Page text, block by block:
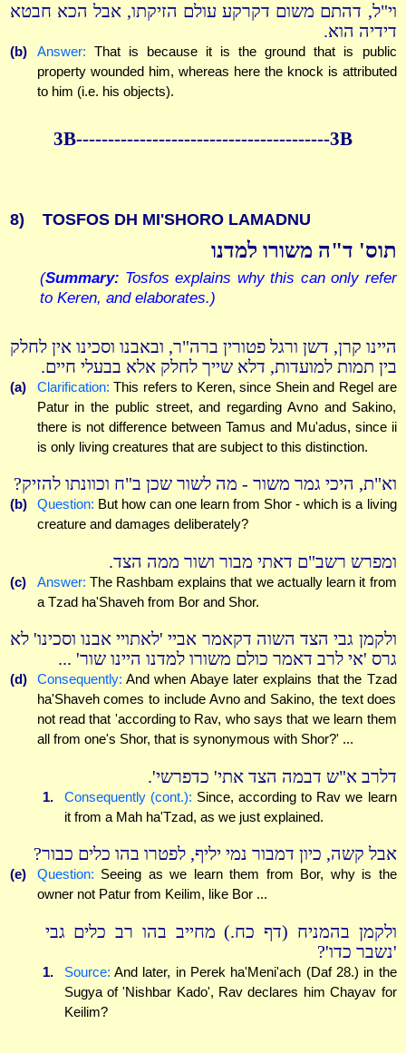
וי"ל, דהתם משום דקרקע עולם הזיקתו, אבל הכא חבטא
דידיה הוא.
(b) Answer: That is because it is the ground that is public
property wounded him, whereas here the knock is attributed
to him (i.e. his objects).
3B----------------------------------------3B
8) TOSFOS DH MI'SHORO LAMADNU
תוס' ד"ה משורו למדנו
(Summary: Tosfos explains why this can only refer
to Keren, and elaborates.)
היינו קרן, דשן ורגל פטורין ברה"ר, ובאבנו וסכינו אין לחלק
בין תמות למועדות, דלא שייך לחלק אלא בבעלי חיים.
(a) Clarification: This refers to Keren, since Shein and Regel are
Patur in the public street, and regarding Avno and Sakino,
there is not difference between Tamus and Mu'adus, since ii
is only living creatures that are subject to this distinction.
וא"ת, היכי גמר משור - מה לשור שכן ב"ח וכוונתו להזיק?
(b) Question: But how can one learn from Shor - which is a living
creature and damages deliberately?
ומפרש רשב"ם דאתי מבור ושור ממה הצד.
(c) Answer: The Rashbam explains that we actually learn it from
a Tzad ha'Shaveh from Bor and Shor.
ולקמן גבי הצד השוה דקאמר אביי 'לאתויי אבנו וסכינו' לא
גרס 'אי לרב דאמר כולם משורו למדנו היינו שור' ...
(d) Consequently: And when Abaye later explains that the Tzad
ha'Shaveh comes to include Avno and Sakino, the text does
not read that 'according to Rav, who says that we learn them
all from one's Shor, that is synonymous with Shor?' ...
דלרב א"ש דבמה הצד אתי' כדפרשי'.
1. Consequently (cont.): Since, according to Rav we learn
it from a Mah ha'Tzad, as we just explained.
אבל קשה, כיון דמבור נמי יליף, לפטרו בהו כלים כבור?
(e) Question: Seeing as we learn them from Bor, why is the
owner not Patur from Keilim, like Bor ...
ולקמן בהמניח (דף כח.) מחייב בהו רב כלים גבי
'נשבר כדו'?
1. Source: And later, in Perek ha'Meni'ach (Daf 28.) in the
Sugya of 'Nishbar Kado', Rav declares him Chayav for
Keilim?